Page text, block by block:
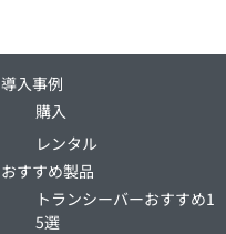
導入事例
購入
レンタル
おすすめ製品
トランシーバーおすすめ1
5選